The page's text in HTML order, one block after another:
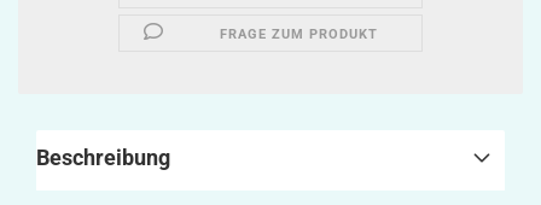
FRAGE ZUM PRODUKT
Beschreibung